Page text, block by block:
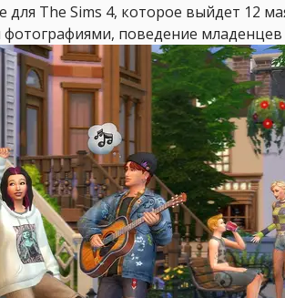
The Sims 4, которое выйдет 12
поведение